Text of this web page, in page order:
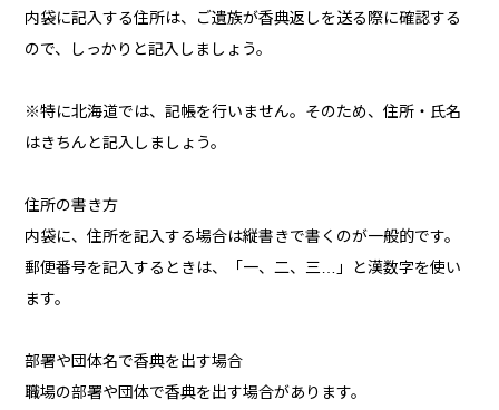
内袋に記入する住所は、ご遺族が香典返しを送る際に確認する
ので、しっかりと記入しましょう。
※特に北海道では、記帳を行いません。そのため、住所・氏名
はきちんと記入しましょう。
住所の書き方
内袋に、住所を記入する場合は縦書きで書くのが一般的です。
郵便番号を記入するときは、「一、二、三…」と漢数字を使い
ます。
部署や団体名で香典を出す場合
職場の部署や団体で香典を出す場合があります。